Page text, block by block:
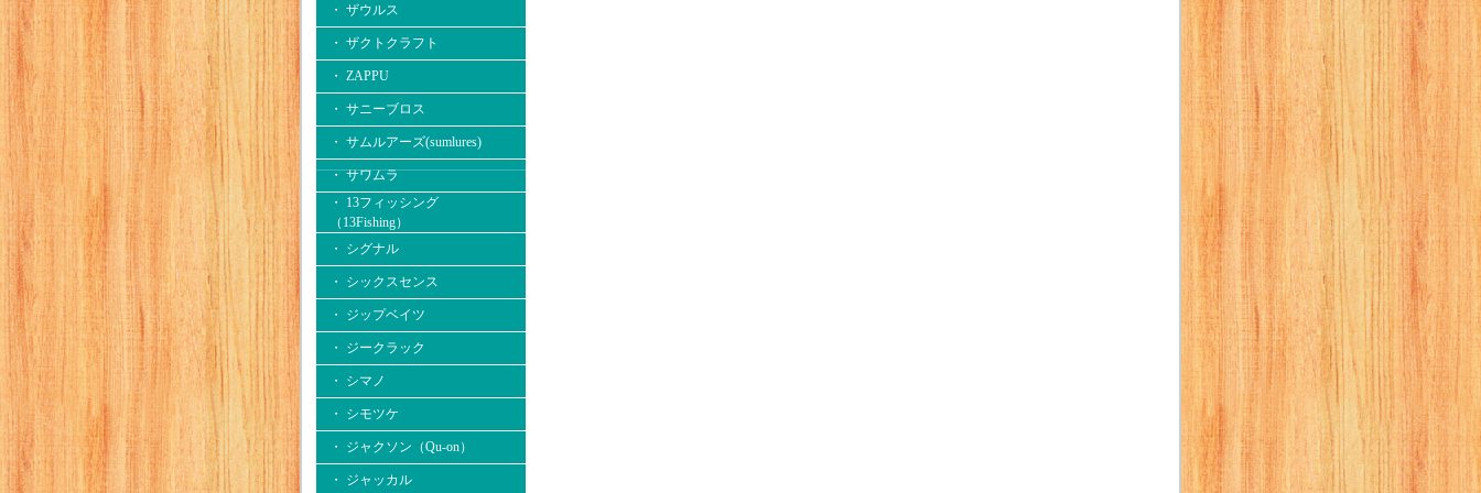
・ ザウルス
・ ザクトクラフト
・ ZAPPU
・ サニーブロス
・ サムルアーズ(sumlures)
・ サワムラ
・ 13フィッシング
（13Fishing）
・ シグナル
・ シックスセンス
・ ジップベイツ
・ ジークラック
・ シマノ
・ シモツケ
・ ジャクソン（Qu-on）
・ ジャッカル